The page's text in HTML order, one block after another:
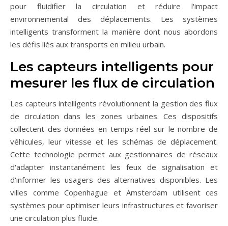
pour fluidifier la circulation et réduire l'impact
environnemental des déplacements. Les systèmes
intelligents transforment la manière dont nous abordons
les défis liés aux transports en milieu urbain.
Les capteurs intelligents pour
mesurer les flux de circulation
Les capteurs intelligents révolutionnent la gestion des flux
de circulation dans les zones urbaines. Ces dispositifs
collectent des données en temps réel sur le nombre de
véhicules, leur vitesse et les schémas de déplacement.
Cette technologie permet aux gestionnaires de réseaux
d'adapter instantanément les feux de signalisation et
d'informer les usagers des alternatives disponibles. Les
villes comme Copenhague et Amsterdam utilisent ces
systèmes pour optimiser leurs infrastructures et favoriser
une circulation plus fluide.